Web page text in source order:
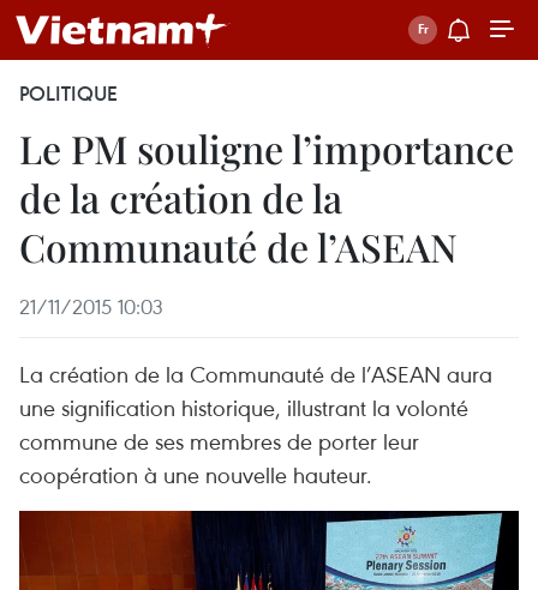
POLITIQUE
Le PM souligne l’importance
de la création de la
Communauté de l’ASEAN
21/11/2015 10:03
La création de la Communauté de l’ASEAN aura
une signification historique, illustrant la volonté
commune de ses membres de porter leur
coopération à une nouvelle hauteur.